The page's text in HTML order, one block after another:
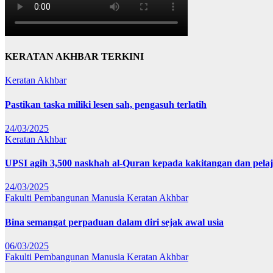
KERATAN AKHBAR TERKINI
Keratan Akhbar
Pastikan taska miliki lesen sah, pengasuh terlatih
24/03/2025
Keratan Akhbar
UPSI agih 3,500 naskhah al-Quran kepada kakitangan dan
24/03/2025
Fakulti Pembangunan Manusia Keratan Akhbar
Bina semangat perpaduan dalam diri sejak awal usia
06/03/2025
Fakulti Pembangunan Manusia Keratan Akhbar